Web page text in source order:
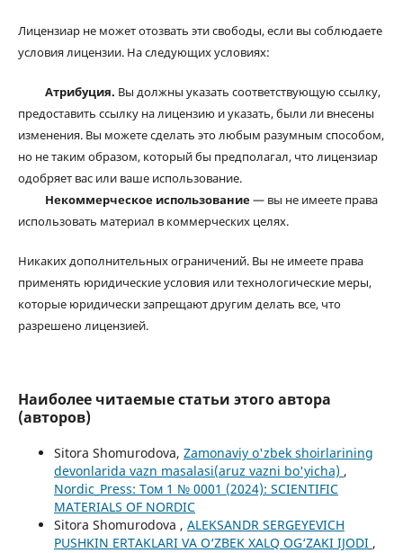
Лицензиар не может отозвать эти свободы, если вы соблюдаете
условия лицензии. На следующих условиях:
Атрибуция. Вы должны указать соответствующую ссылку,
предоставить ссылку на лицензию и указать, были ли внесены
изменения. Вы можете сделать это любым разумным способом,
но не таким образом, который бы предполагал, что лицензиар
одобряет вас или ваше использование.
Некоммерческое использование— вы не имеете права
использовать материал в коммерческих целях.
Никаких дополнительных ограничений. Вы не имеете права
применять юридические условия или технологические меры,
которые юридически запрещают другим делать все, что
разрешено лицензией.
Наиболее читаемые статьи этого автора
(авторов)
Sitora Shomurodova, Zamonaviy o'zbek shoirlarining
devonlarida vazn masalasi(aruz vazni bo'yicha) ,
Nordic_Press: Том 1 № 0001 (2024): SCIENTIFIC
MATERIALS OF NORDIC
Sitora Shomurodova , ALEKSANDR SERGEYEVICH
PUSHKIN ERTAKLARI VA O‘ZBEK XALQ OG‘ZAKI IJODI ,